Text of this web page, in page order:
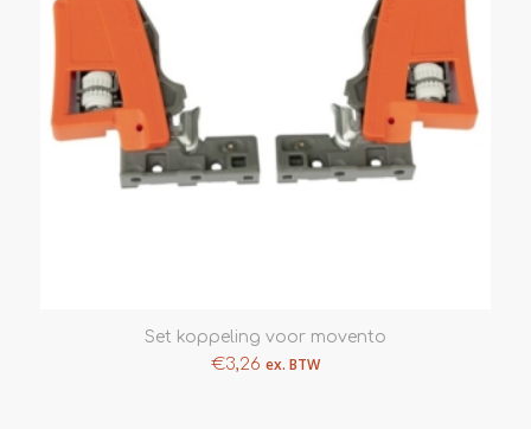
Set koppeling voor movento
€3,26 ex. BTW